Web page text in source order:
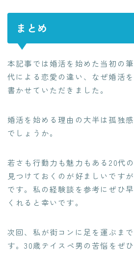
まとめ
本記事では婚活を始めた当初の
代による恋愛の違い、なぜ婚活
書かせていただきました。
婚活を始める理由の大半は孤独
でしょうか。
若さも行動力も魅力もある20代
見つけておくのが好ましいです
です。私の経験談を参考にぜひ
くれると幸いです。
次回、私が街コンに足を運ぶま
す。30歳テイスペ男の苦悩をぜひ